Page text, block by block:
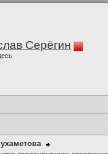
Серёгин